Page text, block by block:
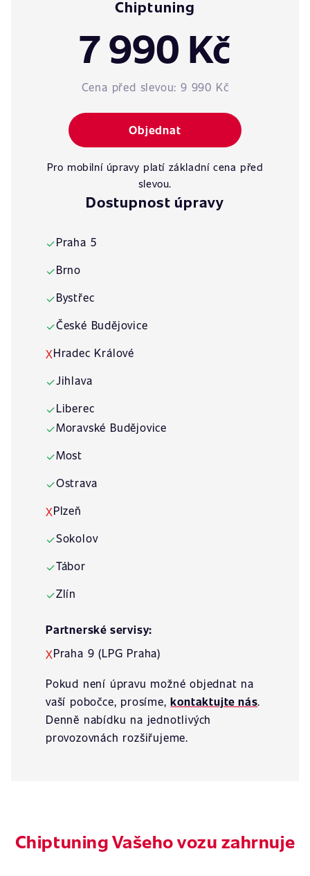
Chiptuning
7 990 Kč
Cena před slevou: 9 990 Kč
Objednat
Pro mobilní úpravy platí základní cena před
slevou.
Dostupnost úpravy
✓Praha 5
✓Brno
✓Bystřec
✓České Budějovice
XHradec Králové
✓Jihlava
✓Liberec
✓Moravské Budějovice
✓Most
✓Ostrava
XPlzeň
✓Sokolov
✓Tábor
✓Zlín
Partnerské servisy:
XPraha 9 (LPG Praha)
Pokud není úpravu možné objednat na
vaší pobočce, prosíme,kontaktujte nás.
Denně nabídku na jednotlivých
provozovnách rozšiřujeme.
Chiptuning Vašeho vozu zahrnuje